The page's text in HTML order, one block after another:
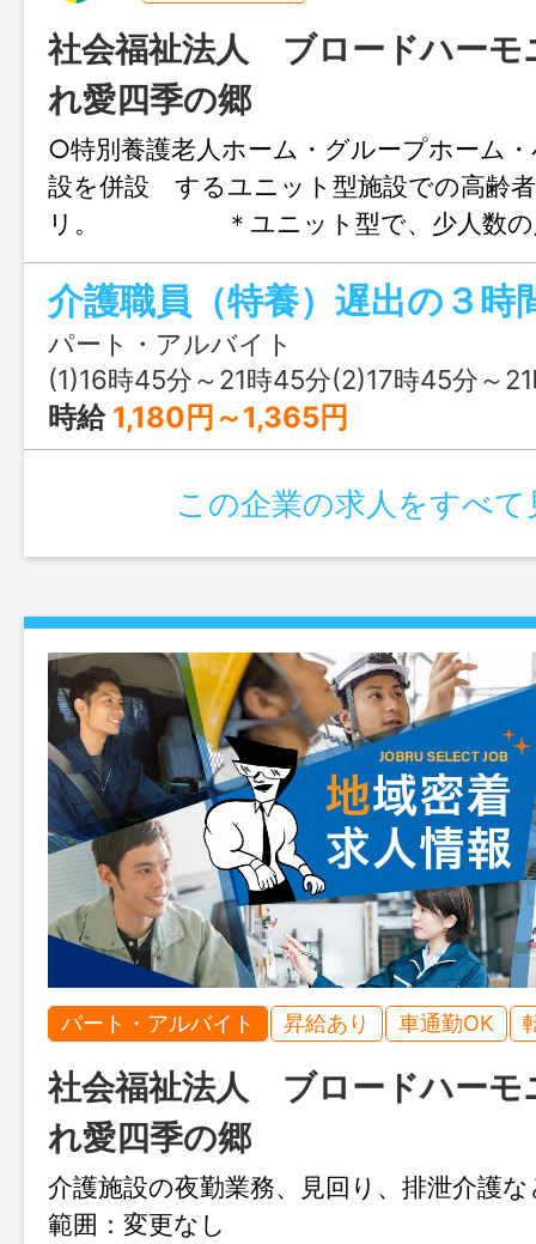
社会福祉法人 ブロードハー
れ愛四季の郷
○特別養護老人ホーム・グループホーム
設を併設 するユニット型施設での高齢
リ。 ＊ユニット型で、少人数の入
いたサービスを提供して 頂けます。
た多機能なサービスを提供していますの
を多様に発揮できます。 変更範囲：
パート・アルバイト
(1)16時45分～21時45分(2)17時45分～21時45分
時給 1,180円～1,365円
この企業の求人をすべて
パート・アルバイト 昇給あり 車通勤OK
社会福祉法人 ブロードハー
れ愛四季の郷
介護施設の夜勤業務、見回り、排泄
範囲：変更なし